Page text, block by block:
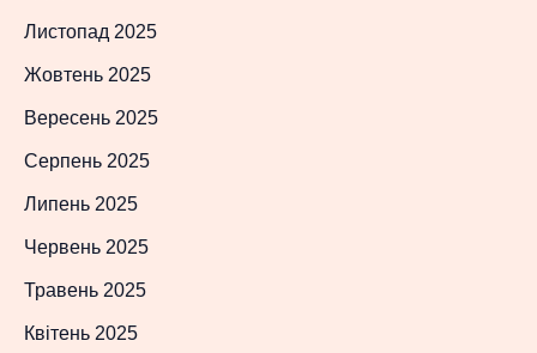
Листопад 2025
Жовтень 2025
Вересень 2025
Серпень 2025
Липень 2025
Червень 2025
Травень 2025
Квітень 2025